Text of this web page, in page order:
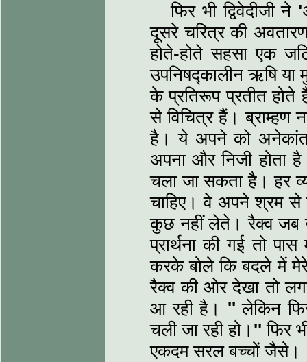
फिर भी द्विवेदीजी ने '
दूसरे चरित्र की
होते-होते सहसा एक
उपनिषद्कालीन ऋषि या
के प्रतिरूप प्रतीत होते
से विचित्र हैं। ब्राम्‍हण
है। ये अपने को
अपना और निजी होता
चला जा सकता है। हर
चाहिए। वे अपने श्रम से
कुछ नहीं लेते। रैक्‍व जब
प्रार्थना की गई तो
करके बोले कि बदले में मेरे
रैक्‍व की ओर देखा तो
आ रही है। '' लेकिन
चली जा रही हो। '' फिर
एकदम सरल बच्‍चों जैसे।